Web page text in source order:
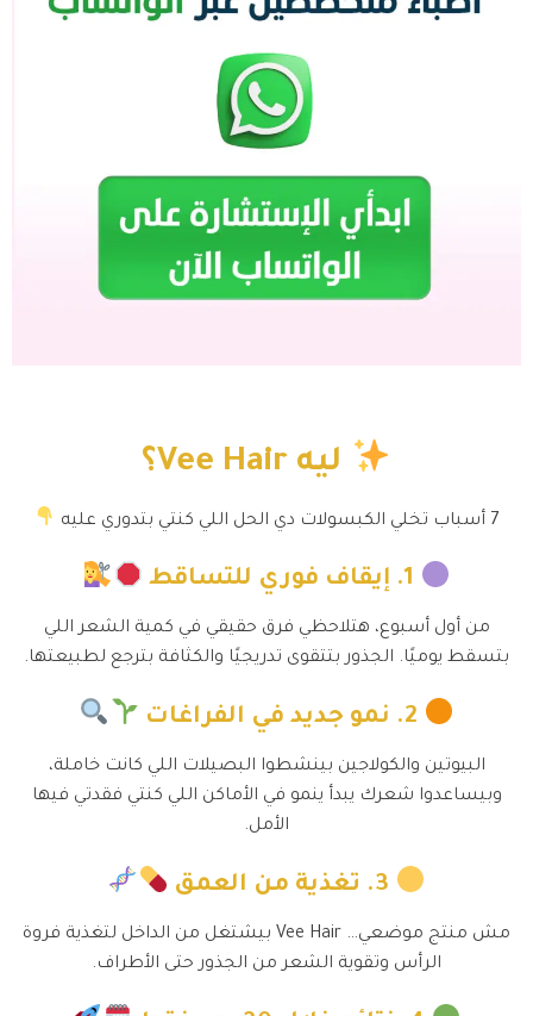
ليه Vee Hair؟
7 أسباب تخلي الكبسولات دي الحل اللي كنتي بتدوري عليه
من أول أسبوع، هتلاحظي فرق حقيقي في كمية الشعر اللي
بتسقط يوميًا. الجذور بتتقوى تدريجيًا والكثافة بترجع لطبيعتها.
البيوتين والكولاجين بينشطوا البصيلات اللي كانت خاملة،
وبيساعدوا شعرك يبدأ ينمو في الأماكن اللي كنتي فقدتي فيها
الأمل.
مش منتج موضعي… Vee Hair بيشتغل من الداخل لتغذية فروة
الرأس وتقوية الشعر من الجذور حتى الأطراف.